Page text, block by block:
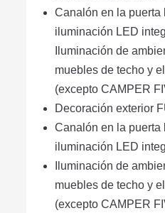
Canalón en la puerta
iluminación LED
Iluminación de
muebles de techo y
(excepto CAMPER
Decoración exterior
Canalón en la puerta
iluminación LED
Iluminación de
muebles de techo y
(excepto CAMPER